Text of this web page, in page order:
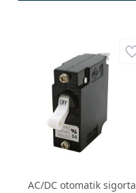
AC/DC otomatik sigorta